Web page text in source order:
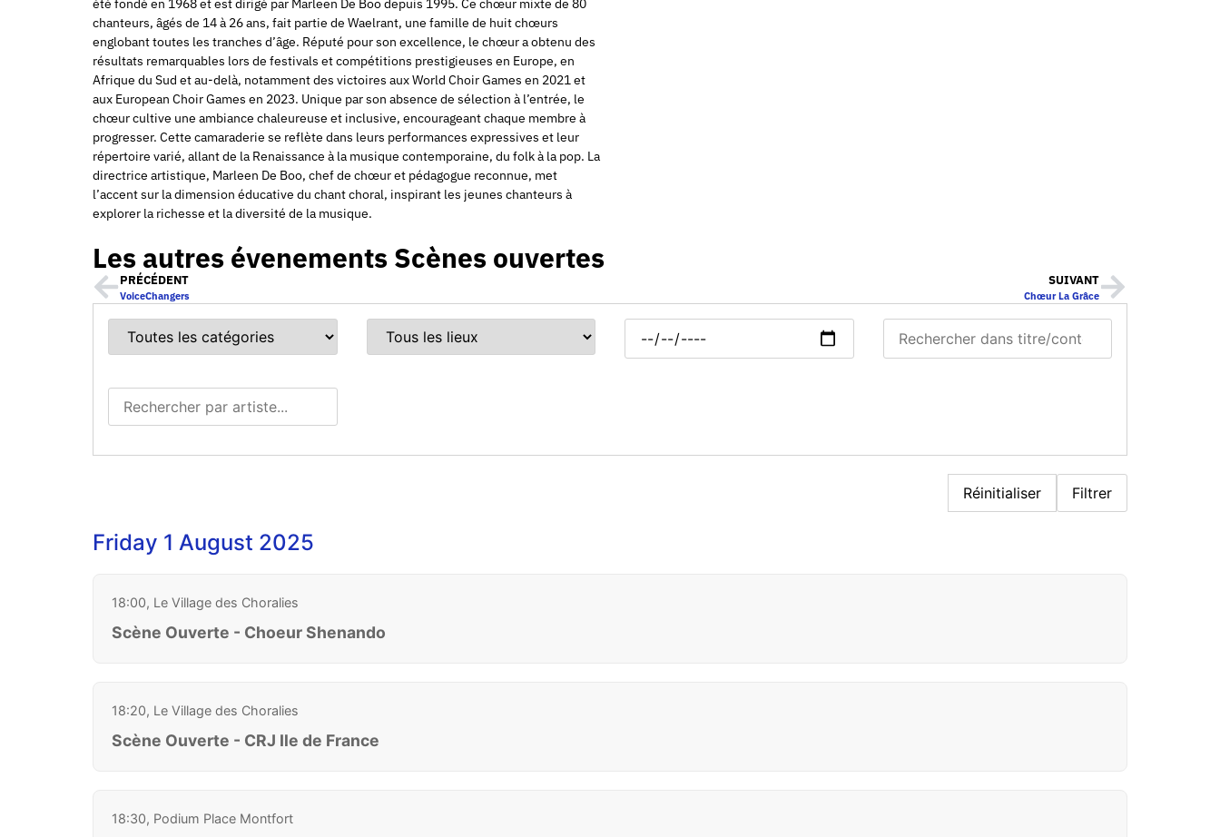
été fondé en 1968 et est dirigé par Marleen De Boo depuis 1995. Ce chœur mixte de 80
chanteurs, âgés de 14 à 26 ans, fait partie de Waelrant, une famille de huit chœurs
englobant toutes les tranches d’âge. Réputé pour son excellence, le chœur a obtenu des
résultats remarquables lors de festivals et compétitions prestigieuses en Europe, en
Afrique du Sud et au-delà, notamment des victoires aux World Choir Games en 2021 et
aux European Choir Games en 2023. Unique par son absence de sélection à l’entrée, le
chœur cultive une ambiance chaleureuse et inclusive, encourageant chaque membre à
progresser. Cette camaraderie se reflète dans leurs performances expressives et leur
répertoire varié, allant de la Renaissance à la musique contemporaine, du folk à la pop. La
directrice artistique, Marleen De Boo, chef de chœur et pédagogue reconnue, met
l’accent sur la dimension éducative du chant choral, inspirant les jeunes chanteurs à
explorer la richesse et la diversité de la musique.
Les autres évenements Scènes ouvertes
PRÉCÉDENT
VoiceChangers
SUIVANT
Chœur La Grâce
Réinitialiser Filtrer
Friday 1 August 2025
18:00, Le Village des Choralies
Scène Ouverte - Choeur Shenando
18:20, Le Village des Choralies
Scène Ouverte - CRJ Ile de France
18:30, Podium Place Montfort